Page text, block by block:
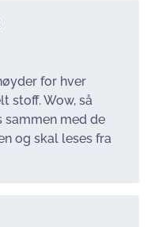
for hver
stoff. Wow, så
sammen med de
og skal leses fra